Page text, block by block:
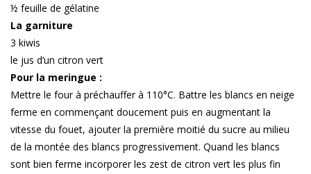
½ feuille de gélatine
La garniture
3 kiwis
le jus d’un citron vert
Pour la meringue :
Mettre le four à préchauffer à 110°C. Battre les blancs en neige
ferme en commençant doucement puis en augmentant la
vitesse du fouet, ajouter la première moitié du sucre au milieu
de la montée des blancs progressivement. Quand les blancs
sont bien ferme incorporer les zest de citron vert les plus fin